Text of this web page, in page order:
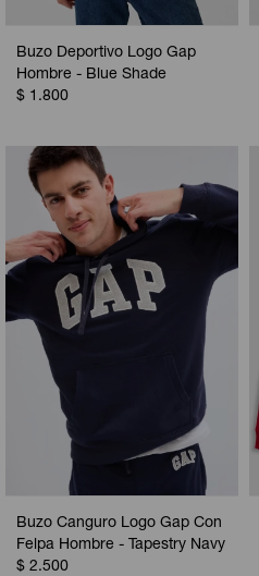
Buzo Deportivo Logo Gap
Hombre - Blue Shade
$ 1.800
Buzo Canguro Logo Gap Con
Felpa Hombre - Tapestry Navy
$ 2.500